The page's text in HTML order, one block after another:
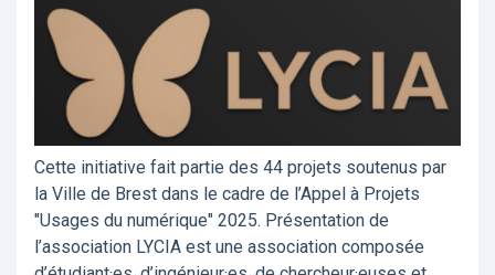
Cette initiative fait partie des 44 projets soutenus par
la Ville de Brest dans le cadre de l’Appel à Projets
"Usages du numérique" 2025. Présentation de
l’association LYCIA est une association composée